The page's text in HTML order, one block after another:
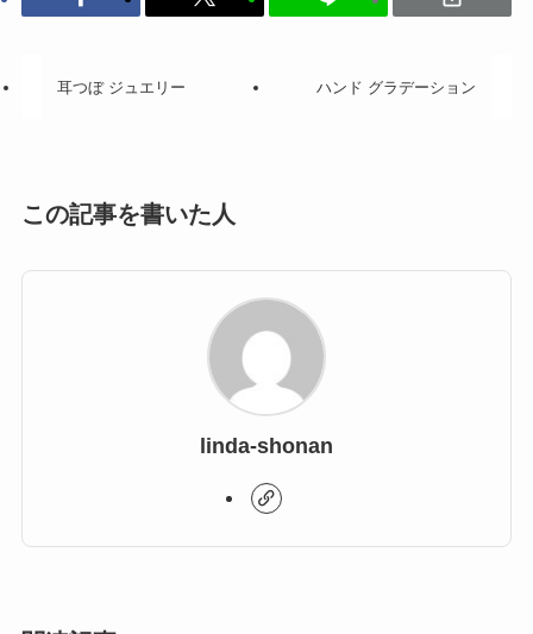
耳つぼ ジュエリー ハンド グラデーション
この記事を書いた人
linda-shonan